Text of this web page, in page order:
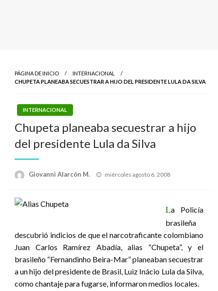
PÁGINA DE INICIO
INTERNACIONAL
CHUPETA PLANEABA SECUESTRAR A HIJO DEL PRESIDENTE LULA DA SILVA
INTERNACIONAL
Chupeta planeaba secuestrar a hijo
del presidente Lula da Silva
Giovanni Alarcón M.
Publicado
miércoles agosto 6, 2008
La Policía
brasileña
descubrió indicios de que el narcotraficante colombiano
Juan Carlos Ramírez Abadía, alias “Chupeta”, y el
brasileño “Fernandinho Beira-Mar” planeaban secuestrar
a un hijo del presidente de Brasil, Luiz Inácio Lula da Silva,
como chantaje para fugarse, informaron medios locales.